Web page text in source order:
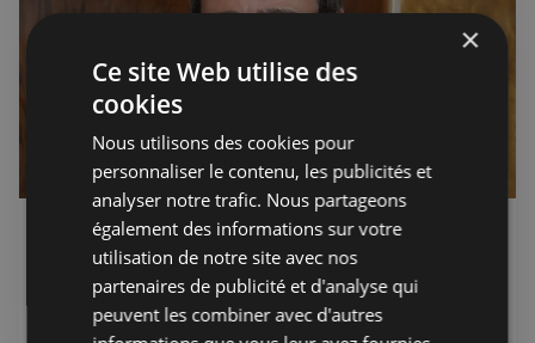
Jérémie Raude-Leroy 05 août 2026 Premium
Burnham veut une constitution
écrite pour le Royaume-Uni
Andy Burnham, Premier ministre britannique depuis le
×
Ce site Web utilise des
cookies
Nous utilisons des cookies pour
personnaliser le contenu, les publicités et
analyser notre trafic. Nous partageons
également des informations sur votre
utilisation de notre site avec nos
partenaires de publicité et d'analyse qui
peuvent les combiner avec d'autres